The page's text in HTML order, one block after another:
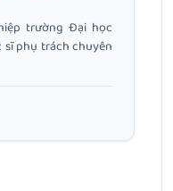
trường Đại học
sĩ phụ trách chuyên